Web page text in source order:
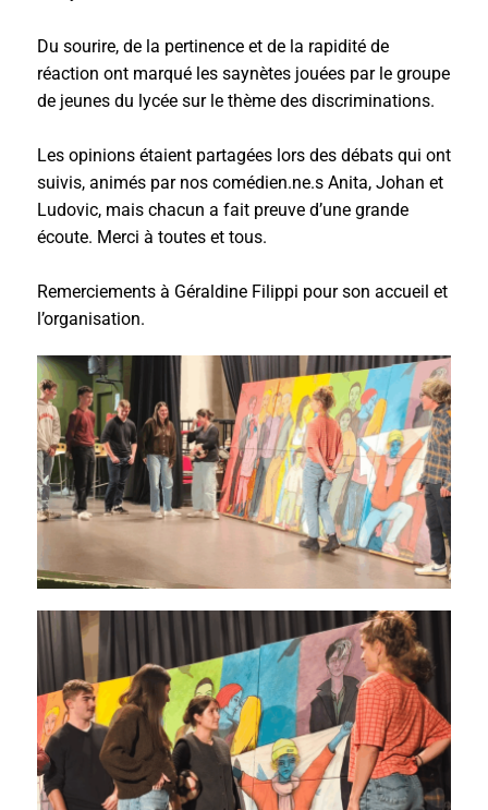
Du sourire, de la pertinence et de la rapidité de
réaction ont marqué les saynètes jouées par le groupe
de jeunes du lycée sur le thème des discriminations.
Les opinions étaient partagées lors des débats qui ont
suivis, animés par nos comédien.ne.s Anita, Johan et
Ludovic, mais chacun a fait preuve d’une grande
écoute. Merci à toutes et tous.
Remerciements à Géraldine Filippi pour son accueil et
l’organisation.